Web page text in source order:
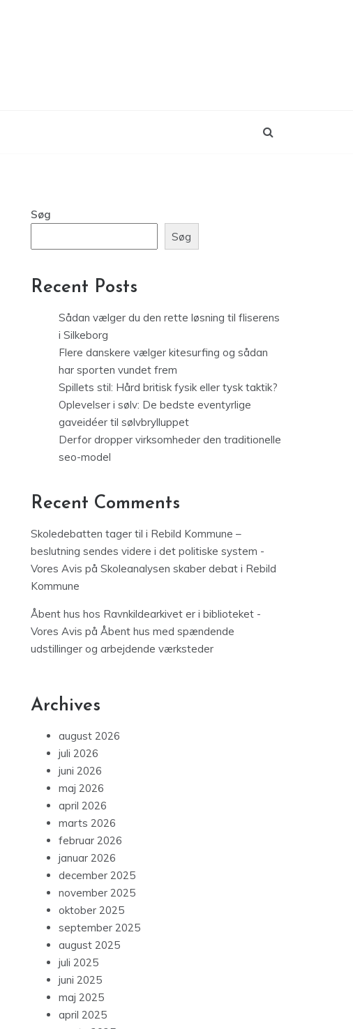
Søg
Søg
Recent Posts
Sådan vælger du den rette løsning til fliserens
i Silkeborg
Flere danskere vælger kitesurfing og sådan
har sporten vundet frem
Spillets stil: Hård britisk fysik eller tysk taktik?
Oplevelser i sølv: De bedste eventyrlige
gaveidéer til sølvbrylluppet
Derfor dropper virksomheder den traditionelle
seo-model
Recent Comments
Skoledebatten tager til i Rebild Kommune –
beslutning sendes videre i det politiske system -
Vores Avis på Skoleanalysen skaber debat i Rebild
Kommune
Åbent hus hos Ravnkildearkivet er i biblioteket -
Vores Avis på Åbent hus med spændende
udstillinger og arbejdende værksteder
Archives
august 2026
juli 2026
juni 2026
maj 2026
april 2026
marts 2026
februar 2026
januar 2026
december 2025
november 2025
oktober 2025
september 2025
august 2025
juli 2025
juni 2025
maj 2025
april 2025